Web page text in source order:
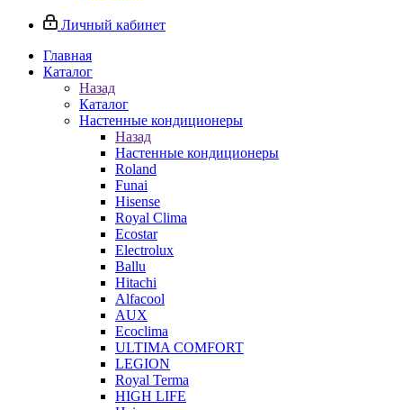
Личный кабинет
Главная
Каталог
Назад
Каталог
Настенные кондиционеры
Назад
Настенные кондиционеры
Roland
Funai
Hisense
Royal Clima
Ecostar
Electrolux
Ballu
Hitachi
Alfacool
AUX
Ecoclima
ULTIMA COMFORT
LEGION
Royal Terma
HIGH LIFE